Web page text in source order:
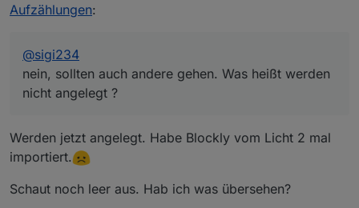
Aufzählungen:
@sigi234
nein, sollten auch andere gehen. Was heißt werden
nicht angelegt ?
Werden jetzt angelegt. Habe Blockly vom Licht 2 mal
importiert.
Schaut noch leer aus. Hab ich was übersehen?